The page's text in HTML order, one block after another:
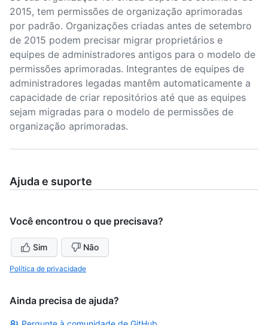
2015, tem permissões de organização aprimoradas
por padrão. Organizações criadas antes de setembro
de 2015 podem precisar migrar proprietários e
equipes de administradores antigos para o modelo de
permissões aprimoradas. Integrantes de equipes de
administradores legadas mantêm automaticamente a
capacidade de criar repositórios até que as equipes
sejam migradas para o modelo de permissões de
organização aprimoradas.
Ajuda e suporte
Você encontrou o que precisava?
Sim Não
Política de privacidade
Ainda precisa de ajuda?